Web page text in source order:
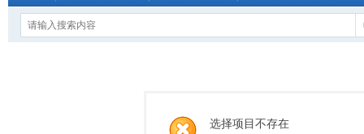
选择项目不存在